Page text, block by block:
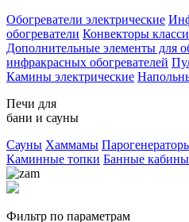
Обогреватели электрические
обогреватели Конвекторы
Дополнительные элементы для
инфракрасных обогревателей
Камины электрические
Печи для
бани и сауны
Сауны Хаммамы
Каминные топки Банные кабины
Фильтр по параметрам